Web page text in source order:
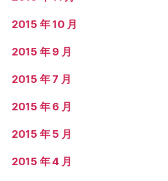
2015 年 10 月
2015 年 9 月
2015 年 7 月
2015 年 6 月
2015 年 5 月
2015 年 4 月